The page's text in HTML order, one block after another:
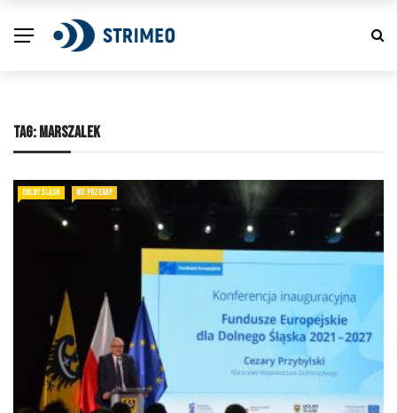
TAG: MARSZALEK
DOLNY ŚLĄSK NIE PRZEGAP